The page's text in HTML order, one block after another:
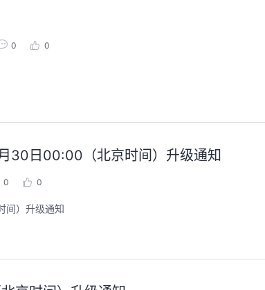
0 0
30日00:00（北京时间）升级通知
0 0
间）升级通知